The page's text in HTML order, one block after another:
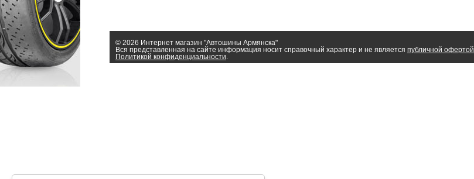
© 2026 Интернет магазин "Автошины Армянска"
Вся представленная на сайте информация носит справочный характер и не является публичной офертой
Политикой конфиденциальности.